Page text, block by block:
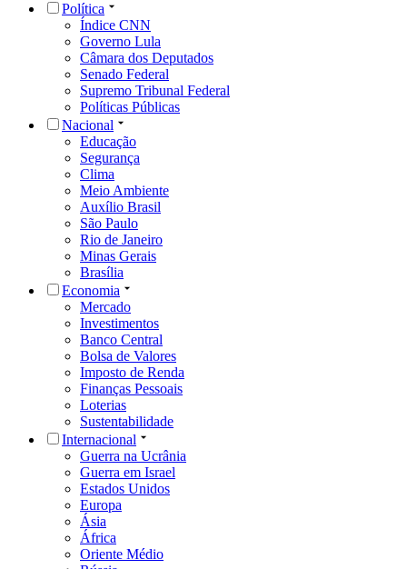
Política
Índice CNN
Governo Lula
Câmara dos Deputados
Senado Federal
Supremo Tribunal Federal
Políticas Públicas
Nacional
Educação
Segurança
Clima
Meio Ambiente
Auxílio Brasil
São Paulo
Rio de Janeiro
Minas Gerais
Brasília
Economia
Mercado
Investimentos
Banco Central
Bolsa de Valores
Imposto de Renda
Finanças Pessoais
Loterias
Sustentabilidade
Internacional
Guerra na Ucrânia
Guerra em Israel
Estados Unidos
Europa
Ásia
África
Oriente Médio